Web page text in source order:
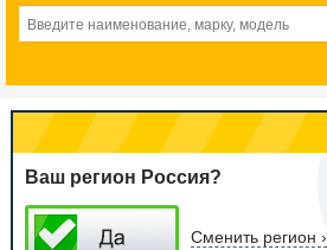
Ваш регион Россия?
Сменить регион ›